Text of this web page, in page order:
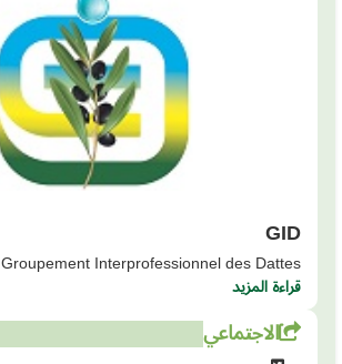
GID
Groupement Interprofessionnel des Dattes
قراءة المزيد
الاجتماعي